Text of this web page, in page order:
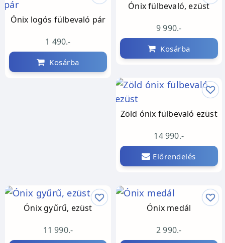
Ónix logós fülbevaló pár
1 490.-
Kosárba
Ónix fülbevaló, ezüst
9 990.-
Kosárba
Zöld ónix fülbevaló ezüst
14 990.-
Előrendelés
Ónix gyűrű, ezüst
11 990.-
Ónix medál
2 990.-